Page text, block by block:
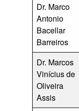
Dr. Marco
Antonio
Bacellar
Barreiros
Dr. Marcos
Vinícius de
Oliveira
Assis